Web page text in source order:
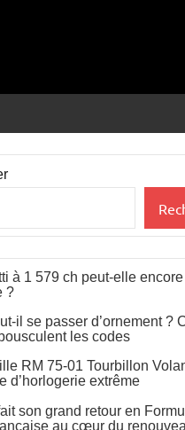
à 1 579 ch peut-elle encore
?
il se passer d’ornement ?
les codes
RM 75-01 Tourbillon
d’horlogerie extrême
son grand retour en
au cœur du